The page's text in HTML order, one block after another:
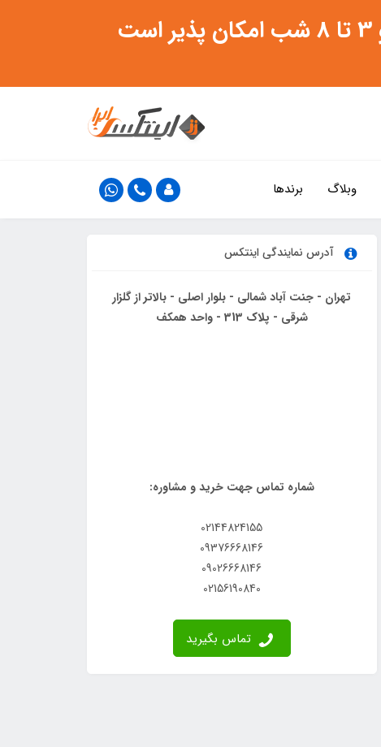
وبلاگ برندها
آدرس نمایندگی اینتکس
تهران - جنت آباد شمالی - بلوار اصلی - بالاتر از گلزار
شرقی - پلاک 313 - واحد همکف
شماره تماس جهت خرید و مشاوره:
02144824155
09376668146
09026668146
02156190840
تماس بگیرید